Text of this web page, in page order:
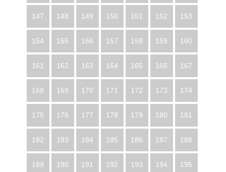
147 148 149 150 151 152 153
154 155 156 157 158 159 160
161 162 163 164 165 166 167
168 169 170 171 172 173 174
175 176 177 178 179 180 181
182 183 184 185 186 187 188
189 190 191 192 193 194 195